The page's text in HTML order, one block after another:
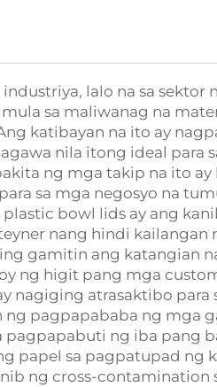
lalo na sa sektor
sa maliwanag na
katibayan na ito ay
nila itong ideal para
ng mga takip na ito
sa mga negosyo na
bowl lids ay ang
nang hindi kailangan
gamitin ang katangian
ng higit pang mga
nagiging atrasaktibo para
pagpapababa ng mga
pagpapabuti ng iba pang
papel sa pagpatupad ng
ng cross-contamination